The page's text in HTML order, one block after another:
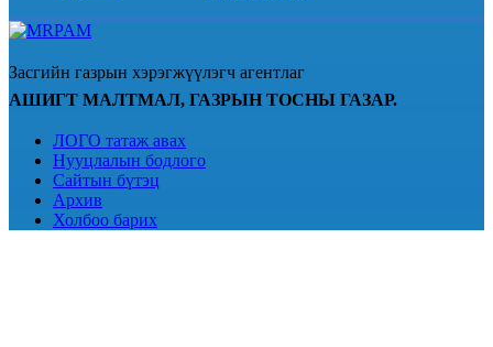
Засгийн газрын хэрэгжүүлэгч агентлаг
АШИГТ МАЛТМАЛ, ГАЗРЫН ТОСНЫ ГАЗАР.
ЛОГО татаж авах
Нууцлалын бодлого
Сайтын бүтэц
Архив
Холбоо барих